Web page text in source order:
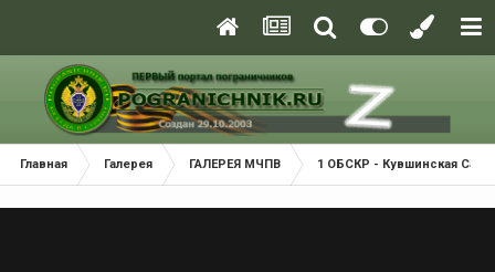
Главная Галерея ГАЛЕРЕЯ МЧПВ 1 ОБСКР - Кувшинская